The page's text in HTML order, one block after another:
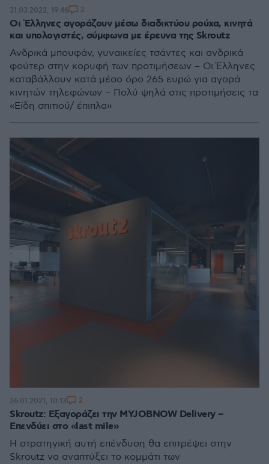
Οι Έλληνες αγοράζουν μέσω διαδικτύου ρούχα, κινητά
και υπολογιστές, σύμφωνα με έρευνα της Skroutz
Ανδρικά μπουφάν, γυναικείες τσάντες και ανδρικά
φούτερ στην κορυφή των προτιμήσεων – Οι Έλληνες
καταβάλλουν κατά μέσο όρο 265 ευρώ για αγορά
κινητών τηλεφώνων – Πολύ ψηλά στις προτιμήσεις τα
«Είδη σπιτιού/ έπιπλα»
31.03.2022, 19:46 2
Skroutz: Εξαγοράζει την MYJOBNOW Delivery –
Επενδύει στο «last mile»
Η στρατηγική αυτή επένδυση θα επιτρέψει στην
Skroutz να αναπτύξει το κομμάτι των
26.01.2021, 10:13 2